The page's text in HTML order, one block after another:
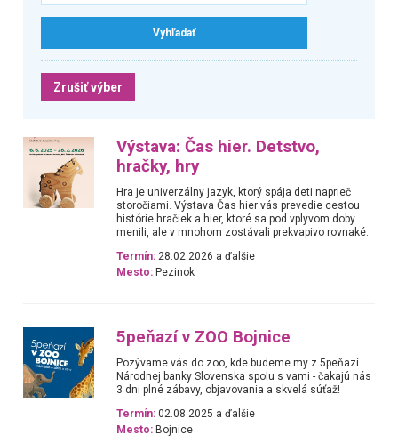
Zrušiť výber
Výstava: Čas hier. Detstvo,
hračky, hry
Hra je univerzálny jazyk, ktorý spája deti naprieč
storočiami. Výstava Čas hier vás prevedie cestou
histórie hračiek a hier, ktoré sa pod vplyvom doby
menili, ale v mnohom zostávali prekvapivo rovnaké.
Termín: 28.02.2026 a ďalšie
Mesto: Pezinok
5peňazí v ZOO Bojnice
Pozývame vás do zoo, kde budeme my z 5peňazí
Národnej banky Slovenska spolu s vami - čakajú nás
3 dni plné zábavy, objavovania a skvelá súťaž!
Termín: 02.08.2025 a ďalšie
Mesto: Bojnice